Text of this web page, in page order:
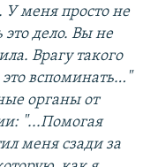
У меня просто не
дело. Вы не
Врагу такого
вспоминать…"
органы от
"...Помогая
меня сзади за